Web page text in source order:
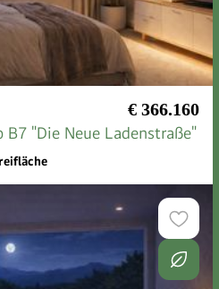
€ 366.160
"Die Neue Ladenstraße"